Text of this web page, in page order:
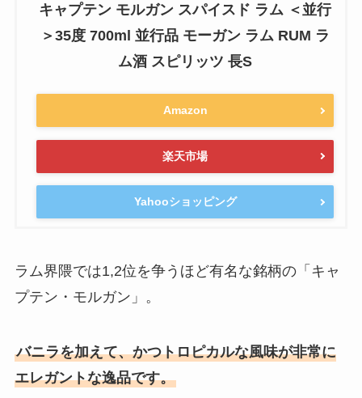
キャプテン モルガン スパイスド ラム ＜並行
＞35度 700ml 並行品 モーガン ラム RUM ラ
ム酒 スピリッツ 長S
Amazon
楽天市場
Yahooショッピング
ラム界隈では1,2位を争うほど有名な銘柄の「キャ
プテン・モルガン」。
バニラを加えて、かつトロピカルな風味が非常に
エレガントな逸品です。